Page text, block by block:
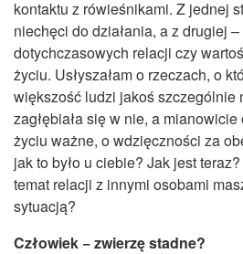
kontaktu z rówieśnikami. Z jednej
niechęci do działania, a z drugiej –
dotychczasowych relacji czy
życiu. Usłyszałam o rzeczach, o
większość ludzi jakoś szczególnie
zagłębiała się w nie, a
życiu ważne, o wdzięczności za
jak to było u ciebie? Jak jest
temat relacji z innymi osobami
sytuacją?
Człowiek − zwierzę stadne?